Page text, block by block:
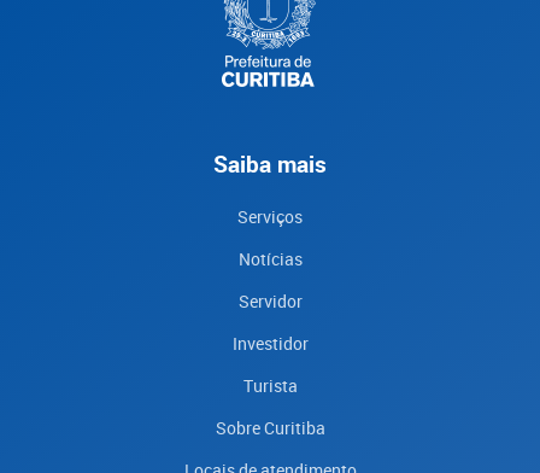
Saiba mais
Serviços
Notícias
Servidor
Investidor
Turista
Sobre Curitiba